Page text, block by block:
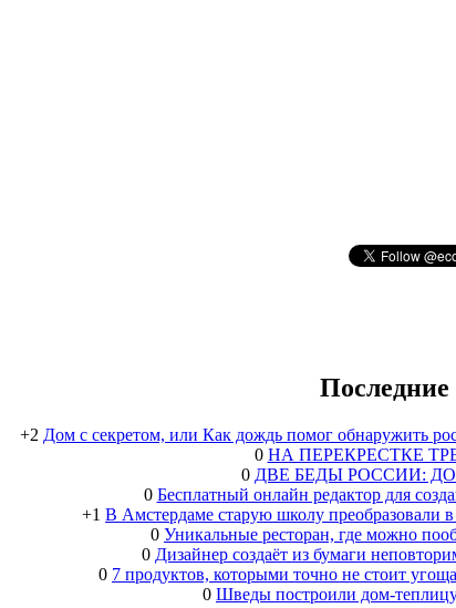
Последние
+2 Дом с секретом, или Как дождь помог обнаружить
0 НА ПЕРЕКРЕСТКЕ
0 ДВЕ БЕДЫ РОССИИ:
0 Бесплатный онлайн редактор для
+1 В Амстердаме старую школу преобразовали
0 Уникальные ресторан, где можно
0 Дизайнер создаёт из бумаги
0 7 продуктов, которыми точно не стоит
0 Шведы построили дом-теплицу